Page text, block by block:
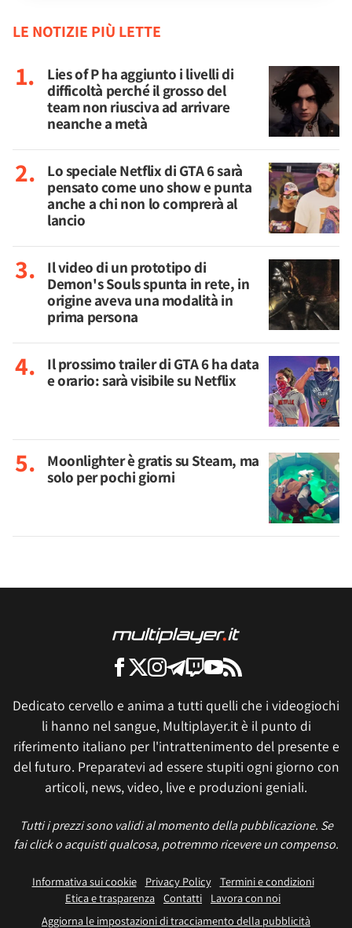
LE NOTIZIE PIÙ LETTE
Lies of P ha aggiunto i livelli di
difficoltà perché il grosso del
team non riusciva ad arrivare
neanche a metà
Lo speciale Netflix di GTA 6 sarà
pensato come uno show e punta
anche a chi non lo comprerà al
lancio
Il video di un prototipo di
Demon's Souls spunta in rete, in
origine aveva una modalità in
prima persona
Il prossimo trailer di GTA 6 ha data
e orario: sarà visibile su Netflix
Moonlighter è gratis su Steam, ma
solo per pochi giorni
Dedicato cervello e anima a tutti quelli che i videogiochi
li hanno nel sangue, Multiplayer.it è il punto di
riferimento italiano per l'intrattenimento del presente e
del futuro. Preparatevi ad essere stupiti ogni giorno con
articoli, news, video, live e produzioni geniali.
Tutti i prezzi sono validi al momento della pubblicazione. Se
fai click o acquisti qualcosa, potremmo ricevere un compenso.
Informativa sui cookie Privacy Policy
Termini e condizioni
Etica e trasparenza Contatti
Lavora con noi
Aggiorna le impostazioni di tracciamento della pubblicità